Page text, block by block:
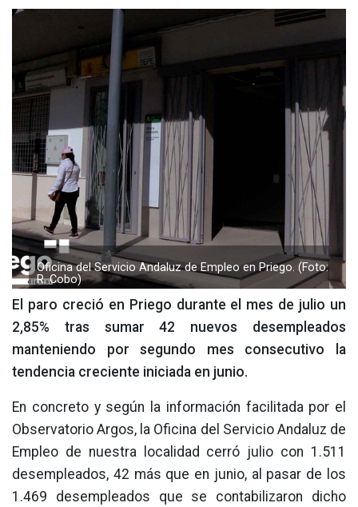
Oficina del Servicio Andaluz de Empleo en Priego. (Foto:
R. Cobo)
El paro creció en Priego durante el mes de julio un
2,85% tras sumar 42 nuevos desempleados
manteniendo por segundo mes consecutivo la
tendencia creciente iniciada en junio.
En concreto y según la información facilitada por el
Observatorio Argos, la Oficina del Servicio Andaluz de
Empleo de nuestra localidad cerró julio con 1.511
desempleados, 42 más que en junio, al pasar de los
1.469 desempleados que se contabilizaron dicho